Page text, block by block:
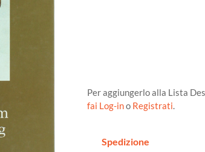
Per aggiungerlo alla Lista
fai Log-ino Registrati.
Spedizione